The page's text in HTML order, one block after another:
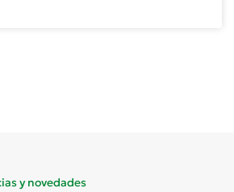
y novedades